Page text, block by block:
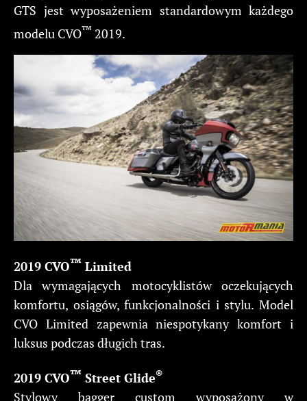
GTS jest wyposażeniem standardowym każdego
modelu CVO™ 2019.
2019 CVO™ Limited
Dla wymagających motocyklistów oczekujących
komfortu, osiągów, funkcjonalności i stylu. Model
CVO Limited zapewnia niespotykany komfort i
luksus podczas długich tras.
2019 CVO™ Street Glide®
Stylowy bagger custom wyposażony w